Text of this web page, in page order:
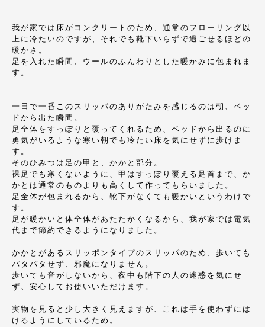
我が家では床がコンクリートのため、通常のフローリング以
上に冷たいのですが、それでも靴下いらずで過ごせるほどの
暖かさ。
足を入れた瞬間、ウールのふんわりとした暖かみに包まれま
す。
一日で一番このスリッパのありがたみを感じるのは朝、ベッ
ドから出た瞬間。
足全体をすっぽりと覆ってくれるため、ベッドから出るのに
勇気がいるような寒い朝でも冷たい床を気にせずに歩けま
す。
そのひみつは足の甲と、かかと部分。
裸足でも寒くないように、甲はすっぽり覆える足首まで、か
かとは通常のものよりも高くして作ってもらいました。
足全体が包まれるから、靴下がなくても暖かいというわけで
す。
足が暖かいと体全体があたたかくなるから、我が家では電気
代まで節約できるようになりました。
かかとがあるスリッポンタイプのスリッパのため、歩いても
パタパタせず、邪魔になりません。
歩いても音がしないから、夜中も階下の人の迷惑を気にせ
ず、安心してお使いいただけます。
実物を見ると少し大きく見えますが、これは手を使わずには
けるようにしているため。